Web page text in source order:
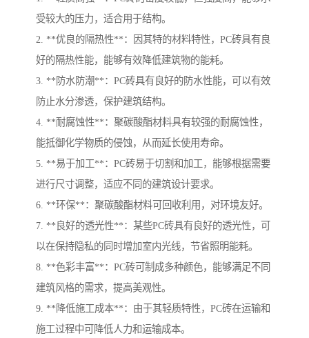
受较大的压力，适合用于结构。
2. **优良的隔热性**：因其特的材料特性，PC砖具有良
好的隔热性能，能够有效降低建筑物的能耗。
3. **防水防潮**：PC砖具有良好的防水性能，可以有效
防止水分渗透，保护建筑结构。
4. **耐腐蚀性**：聚碳酸酯材料具有较强的耐腐蚀性，
能抵御化学物质的侵蚀，从而延长使用寿命。
5. **易于加工**：PC砖易于切割和加工，能够根据需要
进行尺寸调整，适应不同的建筑设计要求。
6. **环保**：聚碳酸酯材料可回收利用，对环境友好。
7. **良好的透光性**：某些PC砖具有良好的透光性，可
以在保持隐私的同时增加室内光线，节省照明能耗。
8. **色彩丰富**：PC砖可制成多种颜色，能够满足不同
建筑风格的需求，提高美观性。
9. **降低施工成本**：由于其轻质特性，PC砖在运输和
施工过程中可降低人力和运输成本。